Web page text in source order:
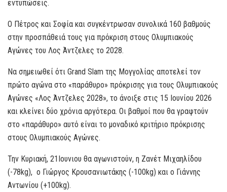
εντυπώσεις.
O Πέτρος και Σοφία και συγκέντρωσαν συνολικά 160 βαθμούς
στην προσπάθειά τους για πρόκριση στους Ολυμπιακούς
Αγώνες του Λος Άντζελες το 2028.
Να σημειωθεί ότι Grand Slam της Μογγολίας αποτελεί τον
πρώτο αγώνα στο «παράθυρο» πρόκρισης για τους Ολυμπιακούς
Αγώνες «Λος Άντζελες 2028», το άνοιξε στις 15 Ιουνίου 2026
και κλείνει δύο χρόνια αργότερα. Οι βαθμοί που θα γραφτούν
στο «παράθυρο» αυτό είναι το μοναδικό κριτήριο πρόκρισης
στους Ολυμπιακούς Αγώνες.
Την Κυριακή, 21Ιουνιου θα αγωνιστούν, η Ζανέτ Μιχαηλίδου
(-78kg), o Γιώργος Κρουσανιωτάκης (-100kg) και ο Γιάννης
Αντωνίου (+100kg).